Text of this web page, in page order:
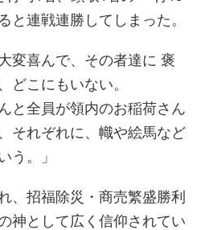
と連戦連勝してしまった。
変喜んで、その者達に 褒
どこにもいない。
と全員が領内のお稲荷さん
それぞれに、幟や絵馬など
う。」
、招福除災・商売繁盛勝利
神として広く信仰されてい